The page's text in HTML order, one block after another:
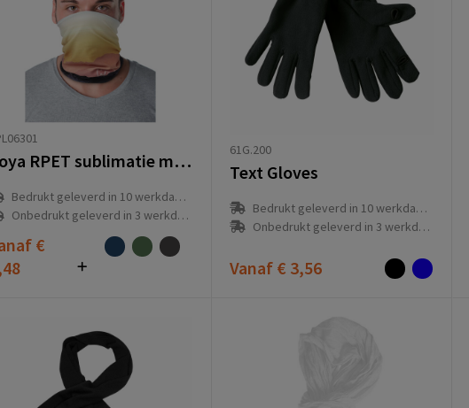
Zoya RPET sublimatie multi-scarf met zomen en fleecelaag
Bedrukt geleverd in 10 werkdag(en)
Onbedrukt geleverd in 3 werkdag(en)
€
61G.200
Text Gloves
Bedrukt geleverd in 10 werkdag(en)
Onbedrukt geleverd in 3 werkdag(en)
Vanaf € 3,56